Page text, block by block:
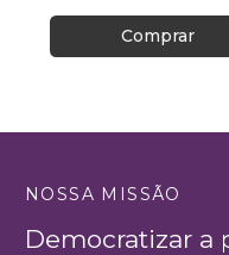
Comprar
NOSSA MISSÃO
Democratizar a